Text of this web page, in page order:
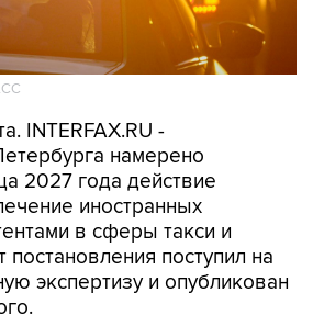
INTERFAX.RU -
намерено
2027 года действие
иностранных
в сферы такси и
поступил на
экспертизу и опубликован